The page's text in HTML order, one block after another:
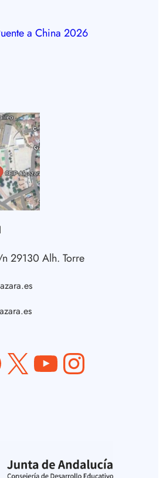
a China 2026
29130 Alh. Torre
X YouTube Instagram